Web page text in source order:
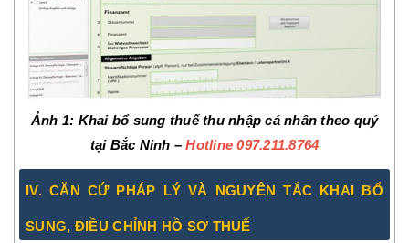
Ảnh 1: Khai bổ sung thuế thu nhập cá nhân theo quý
tại Bắc Ninh –Hotline 097.211.8764
IV. CĂN CỨ PHÁP LÝ VÀ NGUYÊN TẮC KHAI BỔ
SUNG, ĐIỀU CHỈNH HỒ SƠ THUẾ